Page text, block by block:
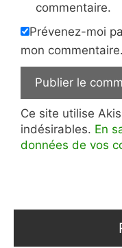
commentaire.
Prévenez-moi
mon commentaire.
Ce site utilise
indésirables. En
données de vos